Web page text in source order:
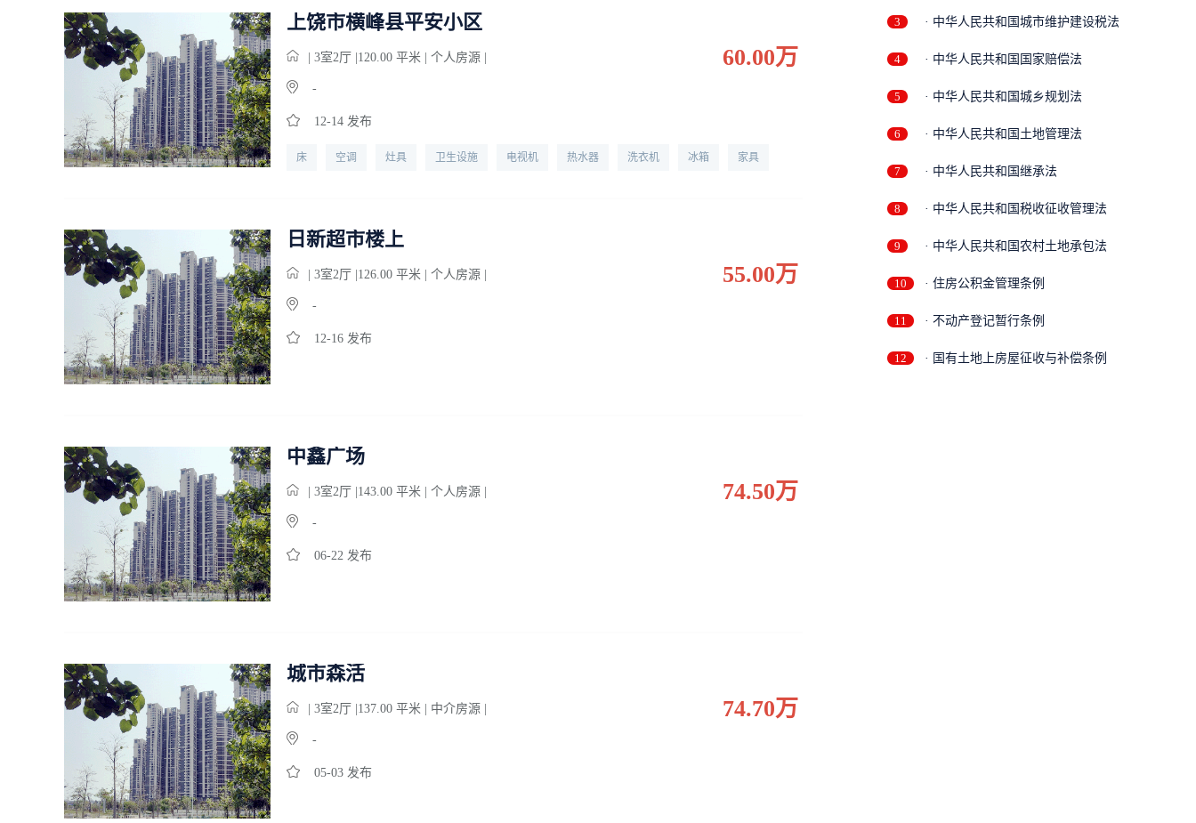
上饶市横峰县平安小区
| 3室2厅 |120.00 平米 | 个人房源 |
-
12-14 发布
床 空调 灶具 卫生设施 电视机 热水器 洗衣机 冰箱 家具
60.00万
日新超市楼上
| 3室2厅 |126.00 平米 | 个人房源 |
-
12-16 发布
55.00万
中鑫广场
| 3室2厅 |143.00 平米 | 个人房源 |
-
06-22 发布
74.50万
城市森活
| 3室2厅 |137.00 平米 | 中介房源 |
-
05-03 发布
74.70万
3 · 中华人民共和国城市维护建设税法
4 · 中华人民共和国国家赔偿法
5 · 中华人民共和国城乡规划法
6 · 中华人民共和国土地管理法
7 · 中华人民共和国继承法
8 · 中华人民共和国税收征收管理法
9 · 中华人民共和国农村土地承包法
10 · 住房公积金管理条例
11 · 不动产登记暂行条例
12 · 国有土地上房屋征收与补偿条例